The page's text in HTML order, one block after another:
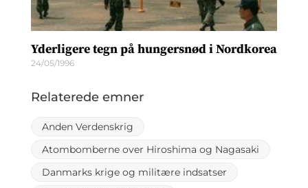
Yderligere tegn på hungersnød i Nordkorea
24/05/1996
Relaterede emner
Anden Verdenskrig
Atombomberne over Hiroshima og Nagasaki
Danmarks krige og militære indsatser